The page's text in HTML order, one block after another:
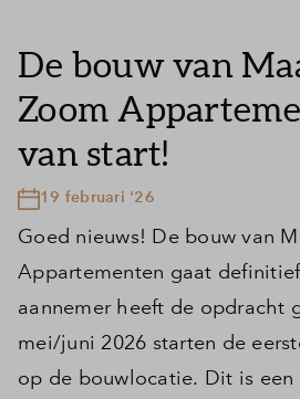
De bouw van
Zoom
van start!
19 februari '26
Goed nieuws! De bouw van
Appartementen gaat
aannemer heeft de opdracht
mei/juni 2026 starten de
op de bouwlocatie. Dit is